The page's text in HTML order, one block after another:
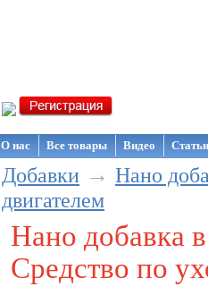
О нас Все товары Видео
Добавки → Нано
двигателем
Нано добавка
Средство по